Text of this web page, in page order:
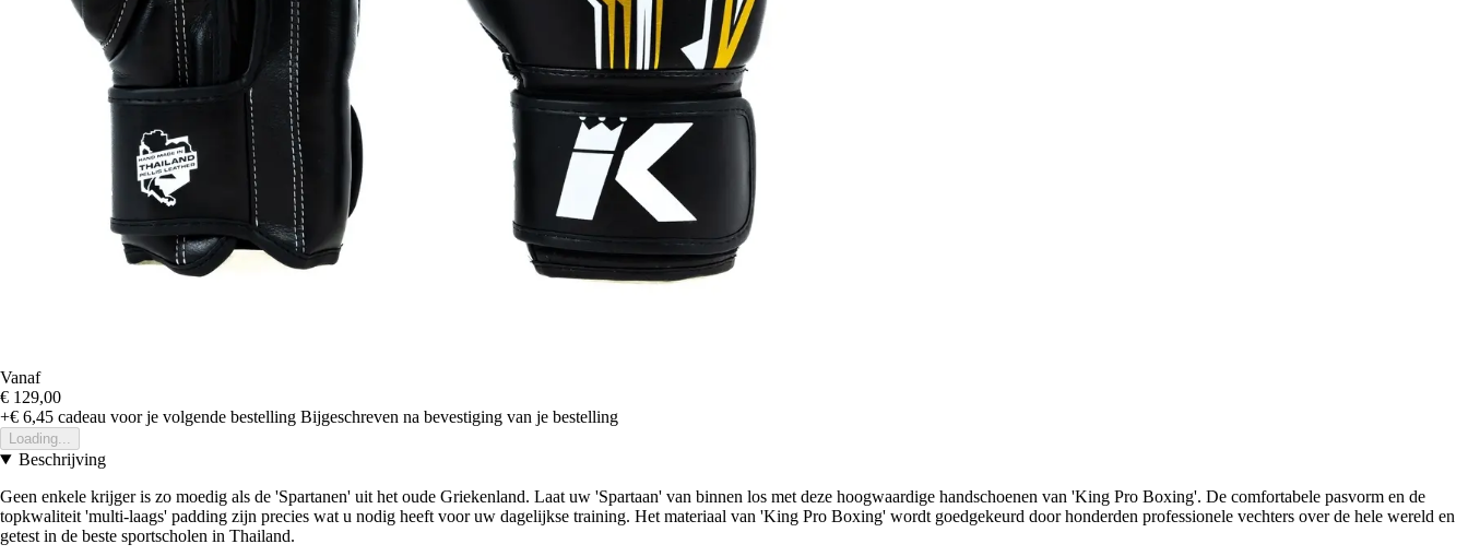
Vanaf
€ 129,00
+€ 6,45 cadeau voor je volgende bestelling Bijgeschreven na bevestiging van je bestelling
Loading...
Beschrijving
Geen enkele krijger is zo moedig als de 'Spartanen' uit het oude Griekenland. Laat uw 'Spartaan' van binnen los met deze hoogwaardige handschoenen van 'King Pro Boxing'. De comfortabele pasvorm en de
topkwaliteit 'multi-laags' padding zijn precies wat u nodig heeft voor uw dagelijkse training. Het materiaal van 'King Pro Boxing' wordt goedgekeurd door honderden professionele vechters over de hele wereld en
getest in de beste sportscholen in Thailand.